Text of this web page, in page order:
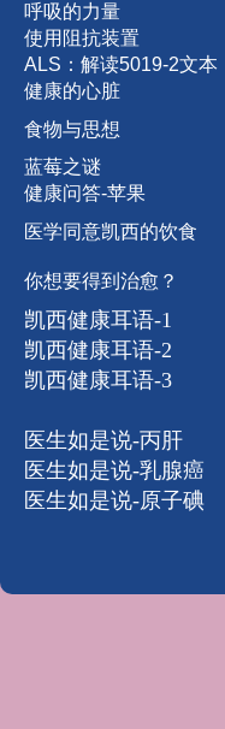
呼吸的力量
使用 阻抗装置
A LS ： 解读5019-2文本
健康的心脏
食物与思想
蓝莓之谜
健康问答-苹果
医学同意凯西的饮食
你想要得到治愈？
凯西健康耳语-1
凯西健康耳语-2
凯西健康耳语-3
医生如是说-丙肝
医生如是说-乳腺癌
医生如是说-原子碘